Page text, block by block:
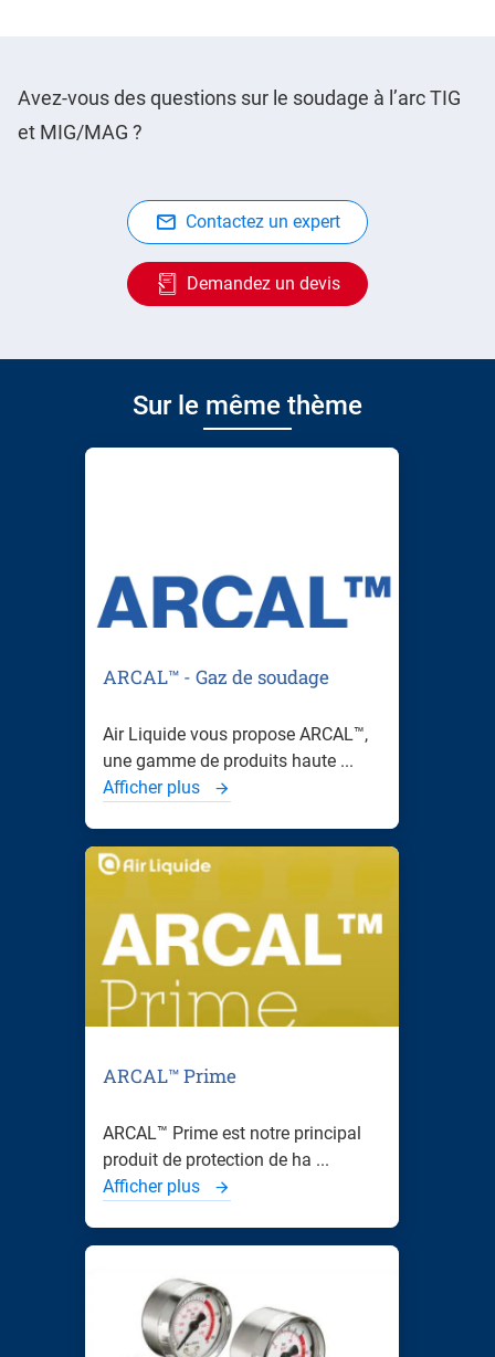
Avez-vous des questions sur le soudage à l’arc TIG
et MIG/MAG ?
Contactez un expert
Demandez un devis
Sur le même thème
ARCAL™ - Gaz de soudage
Air Liquide vous propose ARCAL™,
une gamme de produits haute ...
Afficher plus
ARCAL™ Prime
ARCAL™ Prime est notre principal
produit de protection de ha ...
Afficher plus